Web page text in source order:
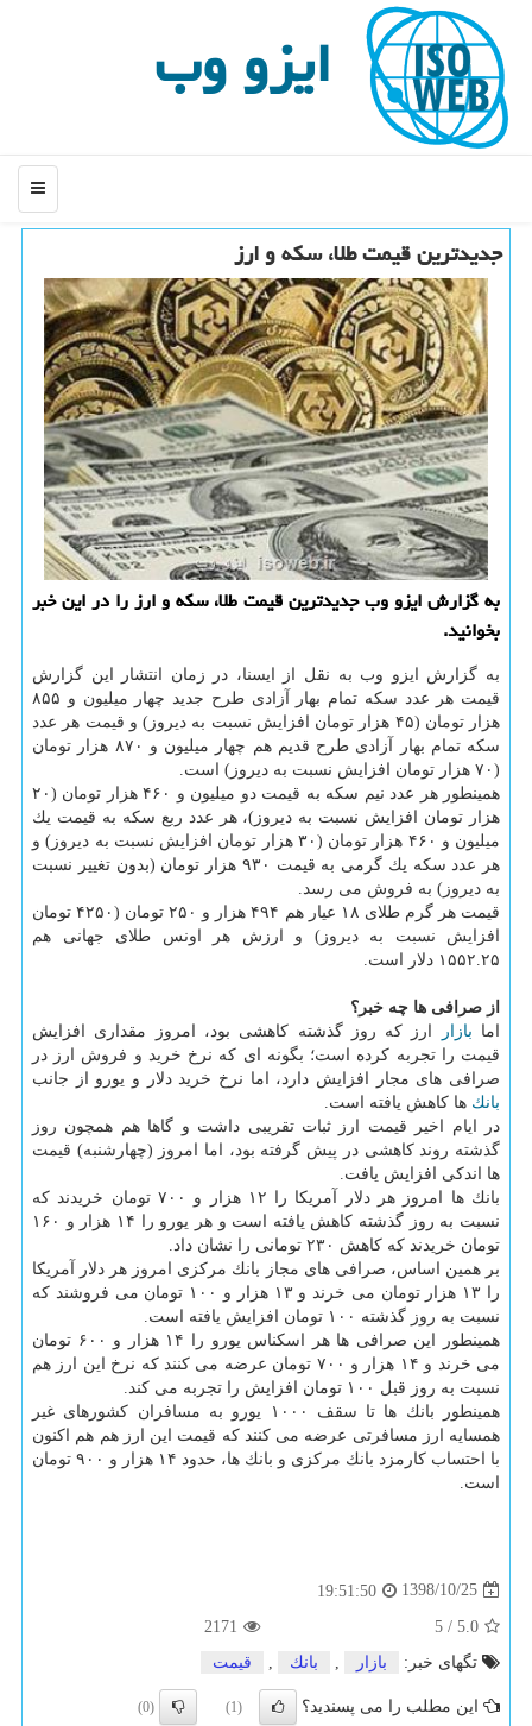
ایزو وب
منو
جدیدترین قیمت طلا، سكه و ارز
به گزارش ایزو وب جدیدترین قیمت طلا، سكه و ارز را در این خبر
بخوانید.
به گزارش ایزو وب به نقل از ایسنا، در زمان انتشار این گزارش
قیمت هر عدد سكه تمام بهار آزادی طرح جدید چهار میلیون و ۸۵۵
هزار تومان (۴۵ هزار تومان افزایش نسبت به دیروز) و قیمت هر عدد
سكه تمام بهار آزادی طرح قدیم هم چهار میلیون و ۸۷۰ هزار تومان
(۷۰ هزار تومان افزایش نسبت به دیروز) است.
همینطور هر عدد نیم سكه به قیمت دو میلیون و ۴۶۰ هزار تومان (۲۰
هزار تومان افزایش نسبت به دیروز)، هر عدد ربع سكه به قیمت یك
میلیون و ۴۶۰ هزار تومان (۳۰ هزار تومان افزایش نسبت به دیروز) و
هر عدد سكه یك گرمی به قیمت ۹۳۰ هزار تومان (بدون تغییر نسبت
به دیروز) به فروش می رسد.
قیمت هر گرم طلای ۱۸ عیار هم ۴۹۴ هزار و ۲۵۰ تومان (۴۲۵۰ تومان
افزایش نسبت به دیروز) و ارزش هر اونس طلای جهانی هم
۱۵۵۲.۲۵ دلار است.
از صرافی ها چه خبر؟
اما بازار
ارز كه روز گذشته كاهشی بود، امروز مقداری افزایش
قیمت را تجربه كرده است؛ بگونه ای كه نرخ خرید و فروش ارز در
صرافی های مجار افزایش دارد، اما نرخ خرید دلار و یورو از جانب
بانك ها كاهش یافته است.
در ایام اخیر قیمت ارز ثبات تقریبی داشت و گاها هم همچون روز
گذشته روند كاهشی در پیش گرفته بود، اما امروز (چهارشنبه) قیمت
ها اندكی افزایش یافت.
بانك ها امروز هر دلار آمریكا را ۱۲ هزار و ۷۰۰ تومان خریدند كه
نسبت به روز گذشته كاهش یافته است و هر یورو را ۱۴ هزار و ۱۶۰
تومان خریدند كه كاهش ۲۳۰ تومانی را نشان داد.
بر همین اساس، صرافی های مجاز بانك مركزی امروز هر دلار آمریكا
را ۱۳ هزار تومان می خرند و ۱۳ هزار و ۱۰۰ تومان می فروشند كه
نسبت به روز گذشته ۱۰۰ تومان افزایش یافته است.
همینطور این صرافی ها هر اسكناس یورو را ۱۴ هزار و ۶۰۰ تومان
می خرند و ۱۴ هزار و ۷۰۰ تومان عرضه می كنند كه نرخ این ارز هم
نسبت به روز قبل ۱۰۰ تومان افزایش را تجربه می كند.
همینطور بانك ها تا سقف ۱۰۰۰ یورو به مسافران كشورهای غیر
همسایه ارز مسافرتی عرضه می كنند كه قیمت این ارز هم هم اكنون
با احتساب كارمزد بانك مركزی و بانك ها، حدود ۱۴ هزار و ۹۰۰ تومان
است.
1398/10/25
19:51:50
5.0
/
5
2171
تگهای خبر:
بازار , بانك , قیمت
این مطلب را می پسندید؟ (1)
(0)